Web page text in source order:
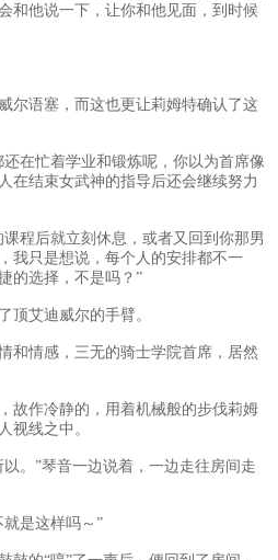
和他说一下，让你和他见面，到时候
语塞，而这也更让莉姆特确认了这
在忙着学业和锻炼呢，你以为首席像
在结束女武神的指导后还会继续努力
程后就立刻休息，或者又回到你那男
我只是想说，每个人的安排都不一
的选择，不是吗？”
艾迪威尔的手臂。
情感，三无的骑士学院首席，居然
作冷静的，用着机械般的步伐莉姆
视线之中。
”琴音一边说着，一边走往房间走
是这样吗～”